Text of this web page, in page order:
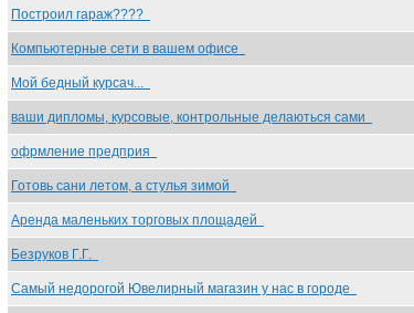
Построил гараж????
Компьютерные сети в вашем офисе
Мой бедный курсач...
ваши дипломы, курсовые, контрольные делаються сами
офрмление предприя
Готовь сани летом, а стулья зимой
Аренда маленьких торговых площадей
Безруков Г.Г.
Самый недорогой Ювелирный магазин у нас в городе